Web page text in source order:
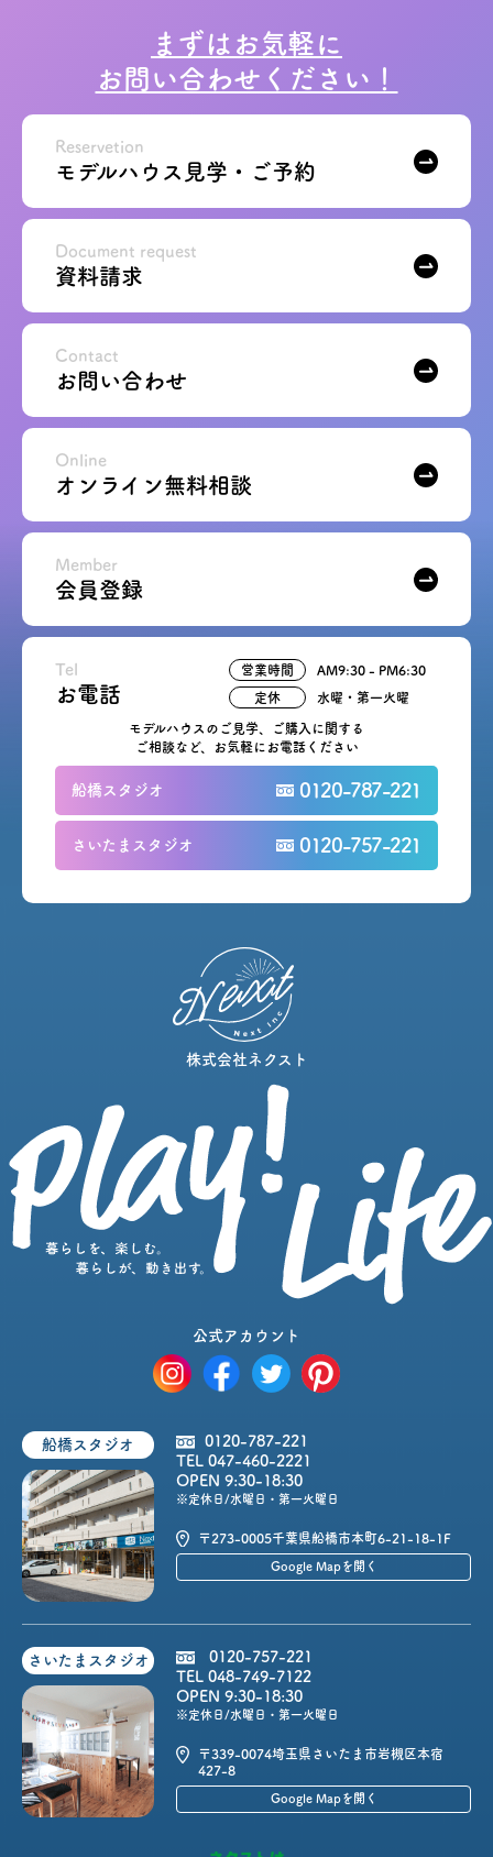
オンライン無料相談
お電話
営業時間: AM9:30-PM8:00
船橋スタジオ 0120-787-221
さいたまスタジオ 0120-757-221
まずはお気軽に
お問い合わせください！
モデルハウス見学・ご予約
Reservetion
資料請求
Document request
お問い合わせ
Contact
オンライン無料相談
Online
会員登録
Member
Tel
お電話
モデルハウスのご見学、ご購入に関する
ご相談など、お気軽にお電話ください
船橋スタジオ 0120-787-221
さいたまスタジオ 0120-757-221
営業時間 AM9:30 - PM6:30
定休 水曜・第一火曜
株式会社ネクスト
公式アカウント
船橋スタジオ
0120-787-221
TEL 047-460-2221
OPEN 9:30-18:30
※定休日/水曜日・第一火曜日
〒273-0005千葉県船橋市本町6-21-18-1F
Google Mapを開く
さいたまスタジオ
0120-757-221
TEL 048-749-7122
OPEN 9:30-18:30
※定休日/水曜日・第一火曜日
〒339-0074埼玉県さいたま市岩槻区本宿
427-8
Google Mapを開く